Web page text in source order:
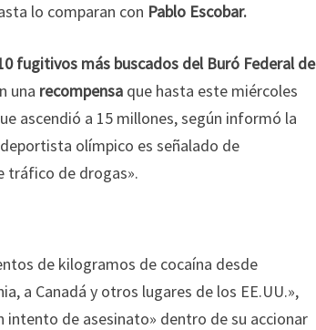
lo comparan con Pablo Escobar.
fugitivos más buscados del Buró Federal de
una recompensa que hasta este miércoles
ascendió a 15 millones, según informó la
olímpico es señalado de
tráfico de drogas».
de kilogramos de cocaína desde
a Canadá y otros lugares de los EE.UU.»,
de asesinato» dentro de su accionar